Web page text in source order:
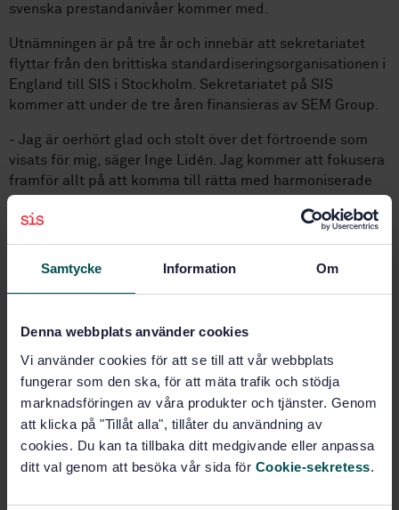
Samtycke Information Om
Denna webbplats använder cookies
Vi använder cookies för att se till att vår webbplats
fungerar som den ska, för att mäta trafik och stödja
marknadsföringen av våra produkter och tjänster. Genom
att klicka på "Tillåt alla", tillåter du användning av
cookies. Du kan ta tillbaka ditt medgivande eller anpassa
ditt val genom att besöka vår sida för Cookie-sekretess.
svenska prestandanivåer kommer med.
Utnämningen är på tre år och innebär att sekretariatet
flyttar från den brittiska standardiseringsorganisationen i
England till SIS i Stockholm. Sekretariatet på SIS
kommer att under de tre åren finansieras av SEM Group.
- Jag är oerhört glad och stolt över det förtroende som
visats för mig, säger Inge Lidén. Jag kommer att fokusera
framför allt på att komma till rätta med harmoniserade
standarderna för produkter som skall CE-märkas för
brand- och utrymningsegenskaper. På lite längre sikt
kommer fokus vara på elektromekaniska produkter, EPD-
frågan samt inbrottssäkerhet.
Fakta låsstandardisering
Arbetet med låsstandarder på europeisk nivå är
organiserat på följande sätt.
CEN/TC 33, Doors, windows, shutters, building hardware
and curtain walling – Den europeiska tekniska
kommittén.